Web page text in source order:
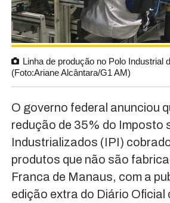
Linha de produção no Polo Industrial
(Foto:Ariane Alcântara/G1 AM)
O governo federal anunciou
redução de 35% do Imposto
Industrializados (IPI)
produtos que não são
Franca de Manaus, com a
edição extra do Diário Oficial